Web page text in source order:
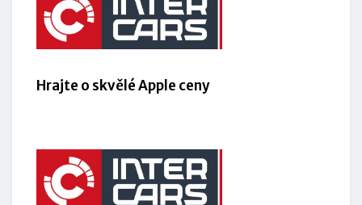
Hrajte o skvělé Apple ceny